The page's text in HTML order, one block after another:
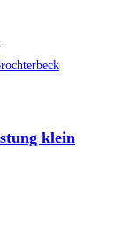
klein